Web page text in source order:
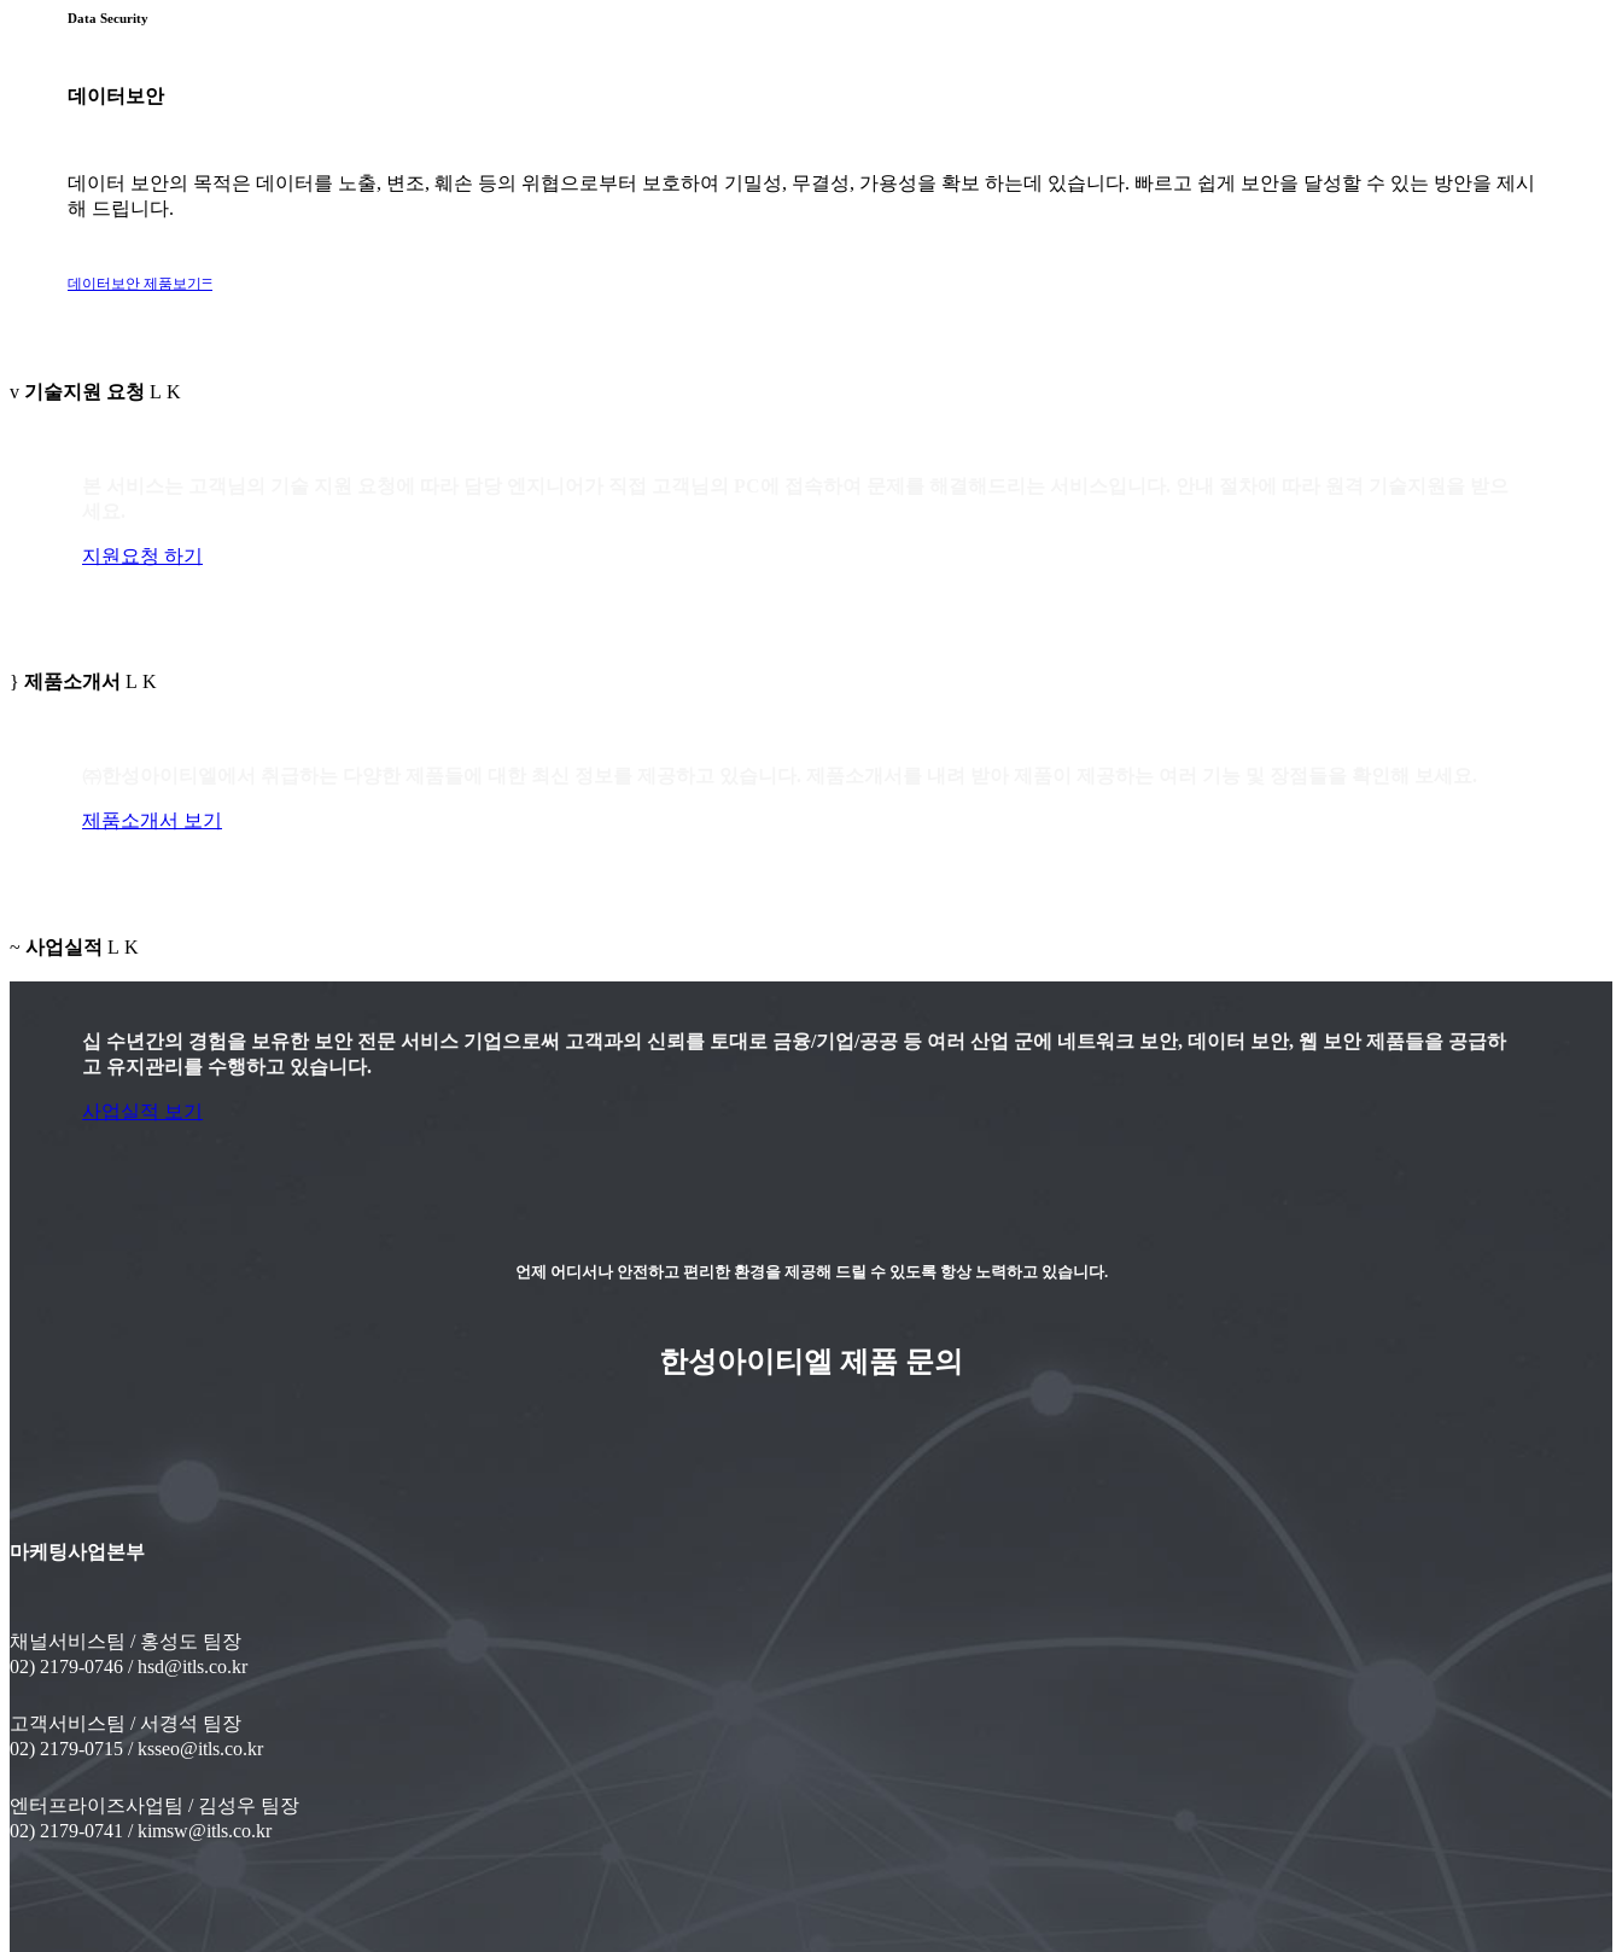
Data Security
데이터보안
데이터 보안의 목적은 데이터를 노출, 변조, 훼손 등의 위협으로부터 보호하여 기밀성, 무결성, 가용성을 확보 하는데 있습니다. 빠르고 쉽게 보안을 달성할 수 있는 방안을 제시
해 드립니다.
데이터보안 제품보기
기술지원 요청
지원요청 하기
제품소개서
제품소개서 보기
사업실적
십 수년간의 경험을 보유한 보안 전문 서비스 기업으로써 고객과의 신뢰를 토대로 금융/기업/공공 등 여러 산업 군에 네트워크 보안, 데이터 보안, 웹 보안 제품들을 공급하
고 유지관리를 수행하고 있습니다.
사업실적 보기
언제 어디서나 안전하고 편리한 환경을 제공해 드릴 수 있도록 항상 노력하고 있습니다.
한성아이티엘 제품 문의
마케팅사업본부
채널서비스팀 / 홍성도 팀장
02) 2179-0746 / hsd@itls.co.kr
고객서비스팀 / 서경석 팀장
02) 2179-0715 / ksseo@itls.co.kr
엔터프라이즈사업팀 / 김성우 팀장
02) 2179-0741 / kimsw@itls.co.kr